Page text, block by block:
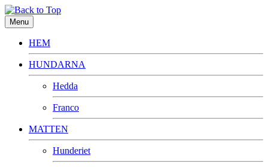
Menu
HEM
HUNDARNA
Hedda
Franco
MATTEN
Hunderiet